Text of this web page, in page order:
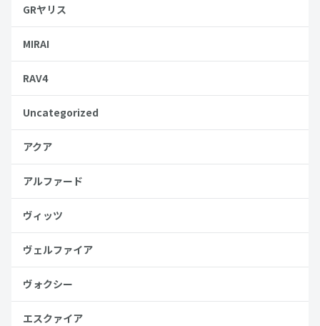
GRヤリス
MIRAI
RAV4
Uncategorized
アクア
アルファード
ヴィッツ
ヴェルファイア
ヴォクシー
エスクァイア